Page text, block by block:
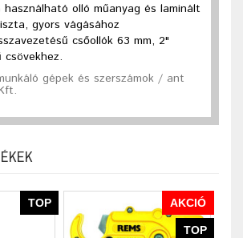
használható olló műanyag és laminált
gyors vágásához
csőollók 63 mm, 2"
csövekhez.
gépek és szerszámok / ant
TOP AKCIÓ
TOP